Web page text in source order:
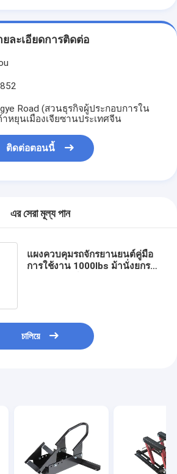
ยละเอียดการติดต่อ
Road (สวนธุรกิจผู้ประกอบการใน
าหยุนเมืองเจียซานประเทศจีน
ติดต่อตอนนี้
এর সেরা মূল্য পান
แผงควบคุมรถจักรยานยนต์คู่มือ
การใช้งาน 1000lbs ม้านั่งยกรถ
চালিয়ে